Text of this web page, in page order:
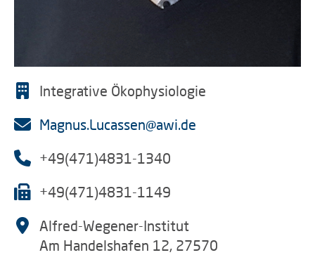
Integrative Ökophysiologie
Magnus.Lucassen@awi.de
+49(471)4831-1340
+49(471)4831-1149
Alfred-Wegener-Institut
Am Handelshafen 12, 27570